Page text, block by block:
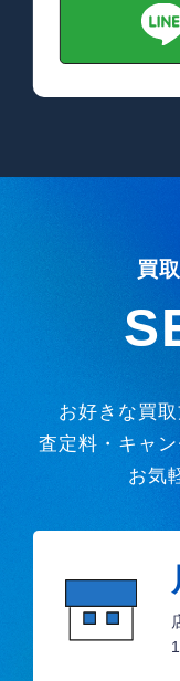
買
お好きな買
査定料・キャ
お気